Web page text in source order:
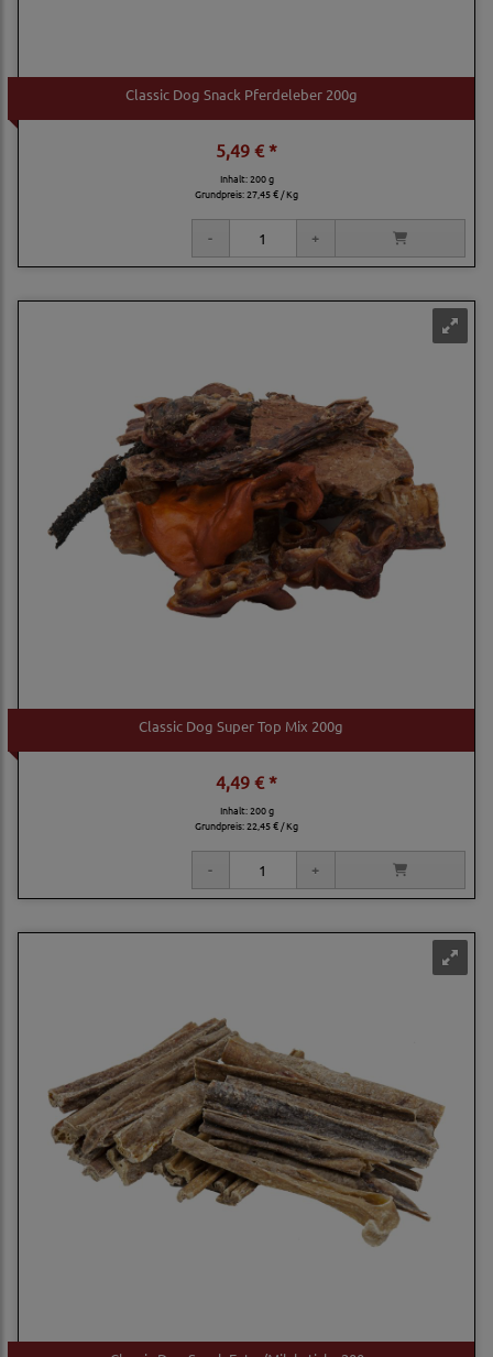
Classic Dog Snack Pferdeleber 200g
5,49 € *
Inhalt: 200 g
Grundpreis:27,45 € / Kg
Classic Dog Super Top Mix 200g
4,49 € *
Inhalt: 200 g
Grundpreis:22,45 € / Kg